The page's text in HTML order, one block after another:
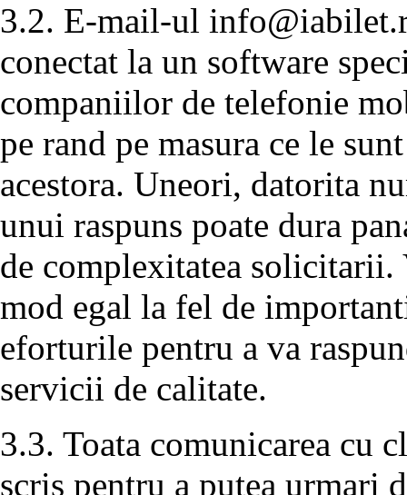
3.2. E-mail-ul
conectat la un software
companiilor de telefonie
pe rand pe masura ce le
acestora. Uneori, datorita
unui raspuns poate dura
de complexitatea
mod egal la fel de
eforturile pentru a va
servicii de calitate.
3.3. Toata comunicarea cu
scris pentru a putea urmari